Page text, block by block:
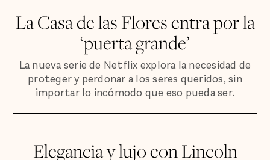
La Casa de las Flores entra por la
‘puerta grande’
La nueva serie de Netflix explora la necesidad de
proteger y perdonar a los seres queridos, sin
importar lo incómodo que eso pueda ser.
Elegancia y lujo con Lincoln